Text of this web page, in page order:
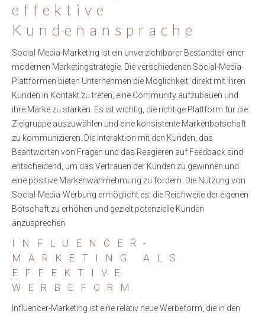
effektive
Kundenansprache
Social-Media-Marketing ist ein unverzichtbarer Bestandteil einer
modernen Marketingstrategie. Die verschiedenen Social-Media-
Plattformen bieten Unternehmen die Möglichkeit, direkt mit ihren
Kunden in Kontakt zu treten, eine Community aufzubauen und
ihre Marke zu stärken. Es ist wichtig, die richtige Plattform für die
Zielgruppe auszuwählen und eine konsistente Markenbotschaft
zu kommunizieren. Die Interaktion mit den Kunden, das
Beantworten von Fragen und das Reagieren auf Feedback sind
entscheidend, um das Vertrauen der Kunden zu gewinnen und
eine positive Markenwahrnehmung zu fördern. Die Nutzung von
Social-Media-Werbung ermöglicht es, die Reichweite der eigenen
Botschaft zu erhöhen und gezielt potenzielle Kunden
anzusprechen.
INFLUENCER-
MARKETING ALS
EFFEKTIVE
WERBEFORM
Influencer-Marketing ist eine relativ neue Werbeform, die in den